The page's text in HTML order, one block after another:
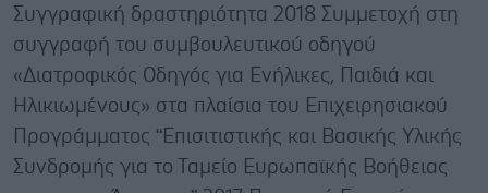
Συγγραφική δραστηριότητα 2018 Συμμετοχή στη
συγγραφή του συμβουλευτικού οδηγού
«Διατροφικός Οδηγός για Ενήλικες, Παιδιά και
Ηλικιωμένους» στα πλαίσια του Επιχειρησιακού
Προγράμματος “Επισιτιστικής και Βασικής Υλικής
Συνδρομής για το Ταμείο Ευρωπαϊκής Βοήθειας